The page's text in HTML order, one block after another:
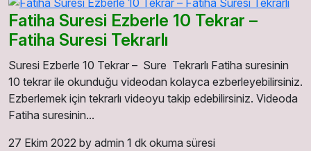
Fatiha Suresi Ezberle 10 Tekrar –
Fatiha Suresi Tekrarlı
Suresi Ezberle 10 Tekrar – Sure Tekrarlı Fatiha suresinin
10 tekrar ile okunduğu videodan kolayca ezberleyebilirsiniz.
Ezberlemek için tekrarlı videoyu takip edebilirsiniz. Videoda
Fatiha suresinin...
27 Ekim 2022 by admin 1 dk okuma süresi